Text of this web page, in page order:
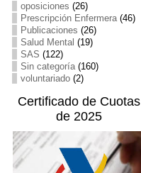
oposiciones (26)
Prescripción Enfermera(46)
Publicaciones (26)
Salud Mental (19)
SAS (122)
Sin categoría(160)
voluntariado(2)
Certificado de Cuotas
de 2025